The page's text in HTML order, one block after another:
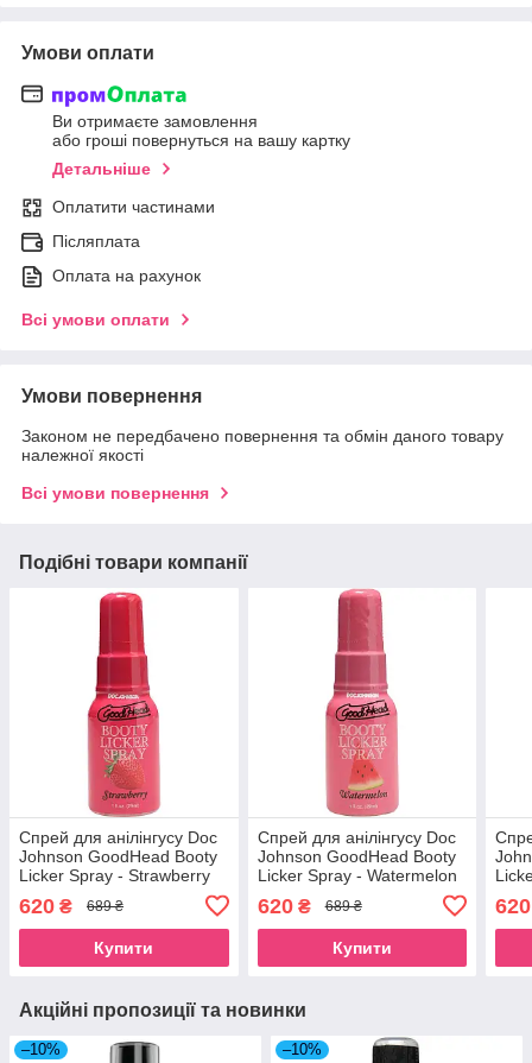
Умови оплати
Ви отримаєте замовлення
або гроші повернуться на вашу картку
Детальніше
Оплатити частинами
Післяплата
Оплата на рахунок
Всі умови оплати
Умови повернення
Законом не передбачено повернення та обмін даного товару
належної якості
Всі умови повернення
Подібні товари компанії
Спрей для анілінгусу Doc
Johnson GoodHead Booty
Licker Spray - Strawberry
620 ₴ 689 ₴
Купити
Спрей для анілінгусу Doc
Johnson GoodHead Booty
Licker Spray - Watermelon
620₴ 689 ₴
Купити
620
Акційні пропозиції та новинки
–10% –10%